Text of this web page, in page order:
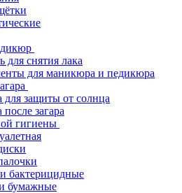
для снятия лака
для маникюра и педикюра
для защиты от солнца
после загара
гигиены
бактерицидные
бумажные